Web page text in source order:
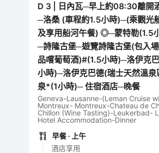
D 3
日內瓦─早上約08:30離開
─洛桑 (車程約1.5小時)─(乘觀光
及享用船河午餐) ◎─蒙特勒(1.5
─詩隆古堡─遊覽詩隆古堡(包入
品嚐葡萄酒)#(1.5小時)─洛伊克
小時)─洛伊克巴德(瑞士天然溫
泉*(1小時)─ 住宿酒店─晚餐
Geneva-Lausanne-(Leman Cruise
Montreux- Montreux-Chateau de
Chillon (Wine Tasting)-Leukerbad-
Hotel Accommodation-Dinner
早餐 · 上午
酒店享用